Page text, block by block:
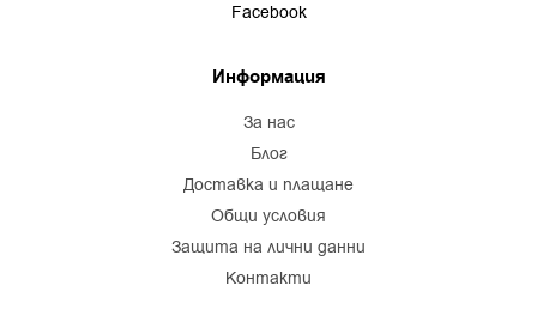
Facebook
Информация
за нас
блог
доставка и плащане
общи условия
защита на лични данни
контакти